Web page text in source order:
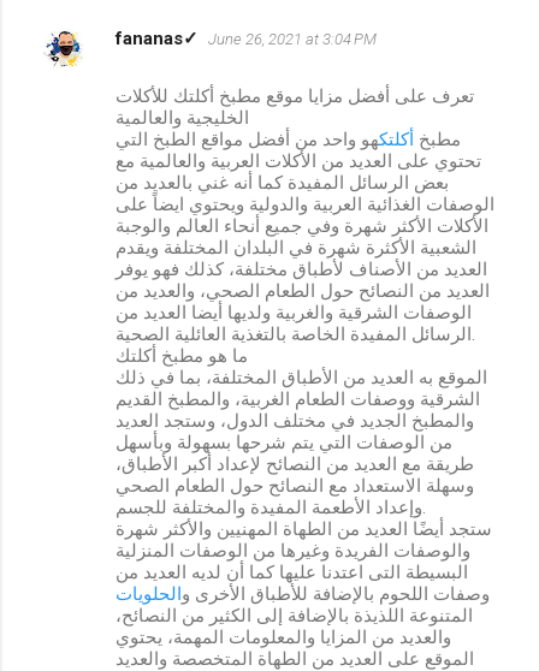
fananas✓ June 26, 2021 at 3:04 PM
تعرف على أفضل مزايا موقع مطبخ أكلتك للأكلات
الخليجية والعالمية
مطبخ أكلتكهو واحد من أفضل مواقع الطبخ التي
تحتوي على العديد من الأكلات العربية والعالمية مع
بعض الرسائل المفيدة كما أنه غني بالعديد من
الوصفات الغذائية العربية والدولية ويحتوي ايضاً على
الأكلات الأكثر شهرة وفي جميع أنحاء العالم والوجبة
الشعبية الأكثرة شهرة في البلدان المختلفة ويقدم
العديد من الأصناف لأطباق مختلفة، كذلك فهو يوفر
العديد من النصائح حول الطعام الصحي، والعديد من
الوصفات الشرقية والغربية ولديها أيضا العديد من
ما هو مطبخ أكلتك
الموقع به العديد من الأطباق المختلفة، بما في ذلك
الشرقية ووصفات الطعام الغربية، والمطبخ القديم
والمطبخ الجديد في مختلف الدول، وستجد العديد
من الوصفات التي يتم شرحها بسهولة وبأسهل
طريقة مع العديد من النصائح لإعداد أكبر الأطباق،
وسهلة الاستعداد مع النصائح حول الطعام الصحي
ستجد أيضًا العديد من الطهاة المهنيين والأكثر شهرة
والوصفات الفريدة وغيرها من الوصفات المنزلية
البسيطة التى اعتدنا عليها كما أن لديه العديد من
وصفات اللحوم بالإضافة للأطباق الأخرى والحلويات
المتنوعة اللذيذة بالإضافة إلى الكثير من النصائح،
والعديد من المزايا والمعلومات المهمة، يحتوي
الموقع على العديد من الطهاة المتخصصة والعديد